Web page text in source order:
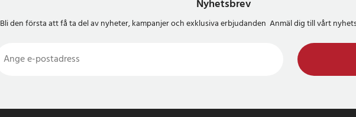
- Passar BMW 1-serie (importerad halvkombi)
årsmodeller 2012–2018, där AC-knappen EJ sitter under
fäste
Nyhetsbrev
Bli den första att få ta del av nyheter, kampanjer och exklusiva erbjudanden Anmäl dig till vårt